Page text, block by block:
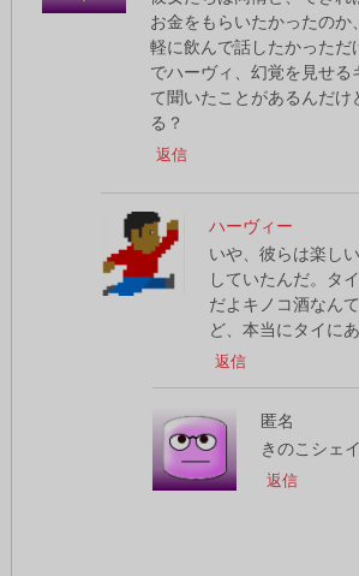
お金をもらいたかったのか
軽に飲んで話したかっただ
でハーヴィ、幻覚を見せる
て聞いたことがあるんだけ
る？
返信
ハーヴィー
いや、彼らは楽し
していたんだ。タ
だよキノコ酒なん
ど、本当にタイに
返信
匿名
きのこシェ
返信